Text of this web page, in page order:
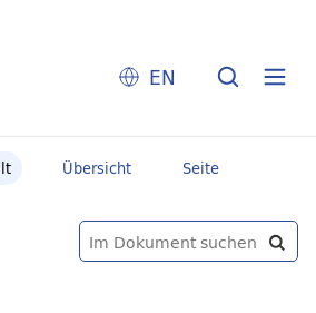
EN
Übersicht Seite